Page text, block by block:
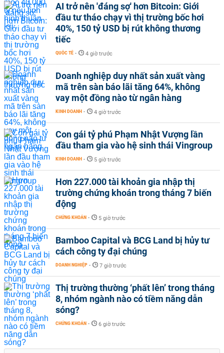
AI trở nên 'đáng sợ' hơn Bitcoin: Giới
đầu tư tháo chạy vì thị trường bốc hơi
40%, 150 tỷ USD bị rút không thương
tiếc
QUỐC TẾ - 4 giờ trước
Doanh nghiệp duy nhất sản xuất vàng
mã trên sàn báo lãi tăng 64%, không
vay một đồng nào từ ngân hàng
KINH DOANH - 4 giờ trước
Con gái tỷ phú Phạm Nhật Vượng lần
đầu tham gia vào hệ sinh thái Vingroup
KINH DOANH - 5 giờ trước
Hơn 227.000 tài khoản gia nhập thị
trường chứng khoán trong tháng 7 biến
động
CHỨNG KHOÁN - 5 giờ trước
Bamboo Capital và BCG Land bị hủy tư
cách công ty đại chúng
DOANH NGHIỆP - 7 giờ trước
Thị trường thường ‘phất lên’ trong tháng
8, nhóm ngành nào có tiềm năng dẫn
sóng?
CHỨNG KHOÁN - 6 giờ trước